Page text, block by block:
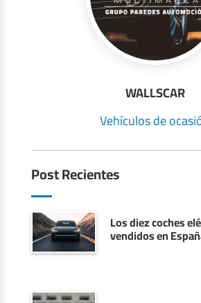
WALLSCAR
Vehículos de
Post Recientes
Los diez coches
vendidos en